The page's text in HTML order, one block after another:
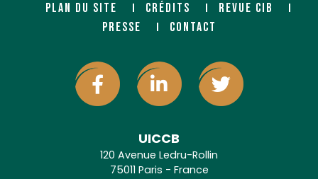
PLAN DU SITE
CRÉDITS
REVUE CIB
PRESSE
CONTACT
UICCB
120 Avenue Ledru-Rollin
75011 Paris - France